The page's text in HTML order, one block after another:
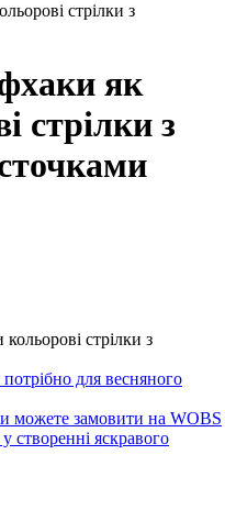
стрілки з
як
стрілки з
стрілки з
для весняного
можете замовити на WOBS
створенні яскравого